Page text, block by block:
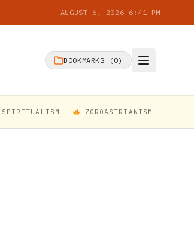
AUGUST 6, 2026 6:41 PM
BOOKMARKS ( 0)
SPIRITUALISM ZOROASTRIANISM